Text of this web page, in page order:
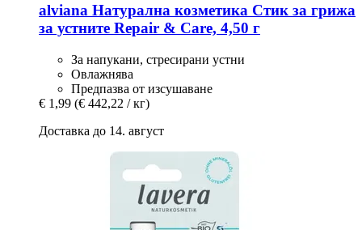
alviana Натурална козметика Стик за грижа
за устните Repair & Care, 4,50 г
За напукани, стресирани устни
Овлажнява
Предпазва от изсушаване
€ 1,99 (€ 442,22 / кг)
Доставка до 14. август